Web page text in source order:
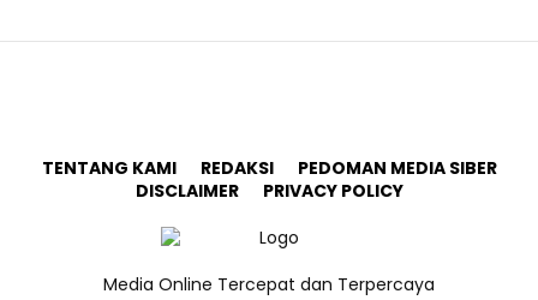
TENTANG KAMI REDAKSI
PEDOMAN MEDIA SIBER
DISCLAIMER
PRIVACY POLICY
Media Online Tercepat dan Terpercaya